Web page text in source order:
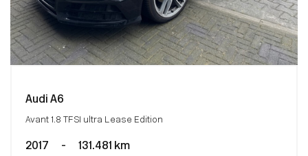
Audi A6
Avant 1.8 TFSI ultra Lease Edition
2017 - 131.481 km